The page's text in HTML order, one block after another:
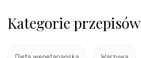
Kategorie przepisów